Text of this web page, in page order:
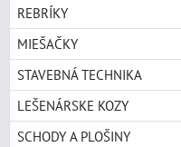
REBRÍKY
MIEŠAČKY
STAVEBNÁ TECHNIKA
LEŠENÁRSKE KOZY
SCHODY A PLOŠINY